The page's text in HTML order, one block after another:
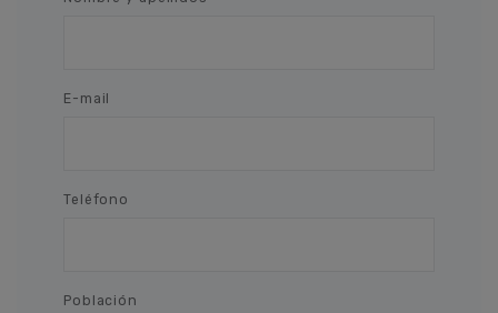
E-mail
Teléfono
Población